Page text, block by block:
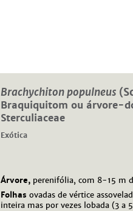
Brachychiton populneus
Braquiquitom ou árvore-
Sterculiaceae
Exótica
Árvore, perenifólia, com 8-15 m
Folhas ovadas de vértice
inteira mas por vezes lobada (3 a